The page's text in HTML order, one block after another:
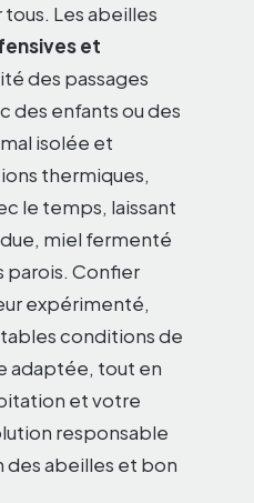
Les abeilles
et
des passages
des enfants ou des
isolée et
thermiques,
le temps, laissant
miel fermenté
parois. Confier
expérimenté,
conditions de
adaptée, tout en
et votre
responsable
abeilles et bon